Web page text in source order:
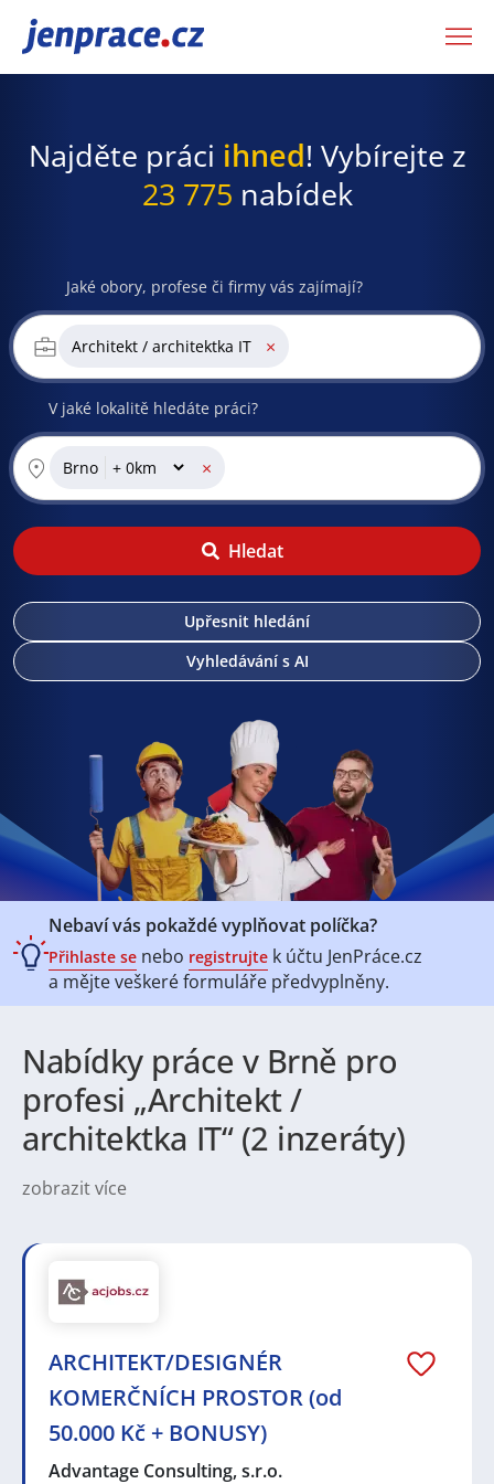
JenPráce.cz
Najděte práci ihned! Vybírejte z
23 775 nabídek
Jaké obory, profese či firmy vás zajímají?
Architekt / architektka IT ×
V jaké lokalitě hledáte práci?
Brno ×
Hledat
Upřesnit hledání
Vyhledávání s AI
Nebaví vás pokaždé vyplňovat políčka?
Přihlaste se nebo registrujte k účtu JenPráce.cz
a mějte veškeréformuláře předvyplněny.
Nabídky práce v Brně pro
profesi „Architekt /
architektka IT“ (2 inzeráty)
zobrazit více
centrum technologií, IT a zákaznických služeb, ale
velký prostor zde mají i pracovní nabídky v průmyslu,
strojírenství, logistice nebo zdravotnictví. Díky vysoké
odbornících i absolventech, kteří hledají své první
zaměstnání. Brno tak poskytuje pracovní příležitosti
jak pro zkušené profesionály, tak pro ty, kteří chtějí
nastartovat svou kariéru.
Město samo o sobě působí příjemně a živě. Brno je
ARCHITEKT/DESIGNÉR
KOMERČNÍCH PROSTOR (od
50.000 Kč + BONUSY)
Advantage Consulting, s.r.o.